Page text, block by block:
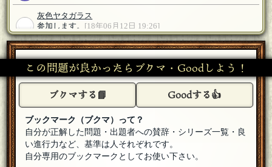
灰色ヤタガラス
参加します。
[18年06月12日 19:26]
松神[１問出題]
皆様歓迎いたします。[18年06月12日 19:24]
この問題が良かったらブクマ・Goodしよう！
ブクマする📘 Goodする👍
ブックマーク（ブクマ）って？
自分が正解した問題・出題者への賛辞・シリーズ一覧・良
い進行力など、基準は人それぞれです。
自分専用のブックマークとしてお使い下さい。